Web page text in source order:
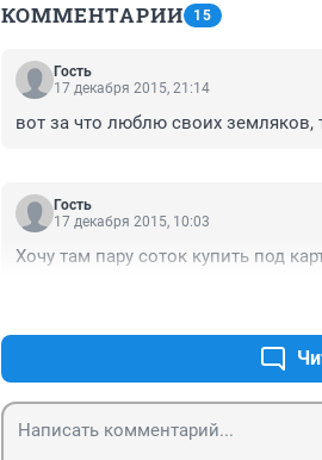
КОММЕНТАРИИ 15
Гость
17 декабря 2015, 21:14
вот за что люблю своих земляков,
Гость
17 декабря 2015, 10:03
Хочу там пару соток купить под